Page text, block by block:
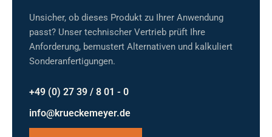
Unsicher, ob dieses Produkt zu Ihrer Anwendung
passt? Unser technischer Vertrieb prüft Ihre
Anforderung, bemustert Alternativen und kalkuliert
Sonderanfertigungen.
+49 (0) 27 39 / 8 01 - 0
info@krueckemeyer.de